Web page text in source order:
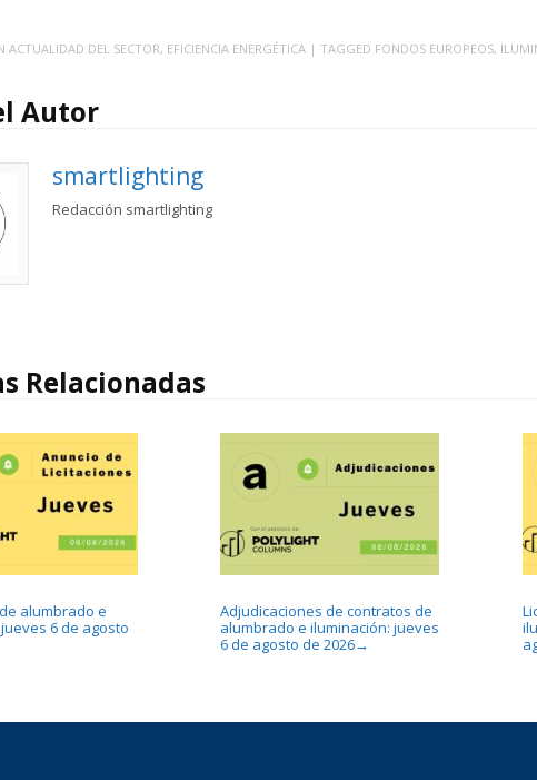
ACTUALIDAD DEL SECTOR, EFICIENCIA ENERGÉTICA | TAGGED FONDOS EUROPEOS,
Autor
smartlighting
Redacción smartlighting
Relacionadas
alumbrado e
6 de agosto
Adjudicaciones de contratos de
alumbrado e iluminación: jueves
6 de agosto de 2026→